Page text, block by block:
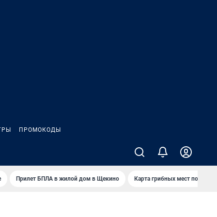
ПРОМОКОДЫ
Прилет БПЛА в жилой дом в Щекино Карта грибных мест под